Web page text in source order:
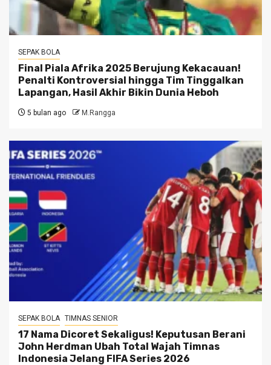
SEPAK BOLA
Final Piala Afrika 2025 Berujung Kekacauan!
Penalti Kontroversial hingga Tim Tinggalkan
Lapangan, Hasil Akhir Bikin Dunia Heboh
5 bulan ago M.Rangga
SEPAK BOLA TIMNAS SENIOR
17 Nama Dicoret Sekaligus! Keputusan Berani
John Herdman Ubah Total Wajah Timnas
Indonesia Jelang FIFA Series 2026